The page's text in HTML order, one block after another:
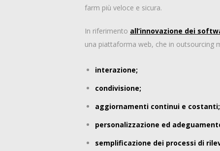
farm più veloce e sicura.
In riferimento all’innovazione dei
una piattaforma web, che in outsourcing
interazione;
condivisione;
aggiornamenti continui e costanti;
personalizzazione ed
semplificazione dei processi di